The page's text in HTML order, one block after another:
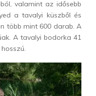
valamint az idősebb
a tavalyi küszből és
több mint 600 darab. A
A tavalyi bodorka 41